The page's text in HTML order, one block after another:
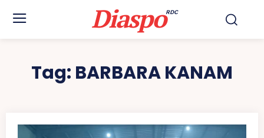
DiaspoRDC
Tag: BARBARA KANAM